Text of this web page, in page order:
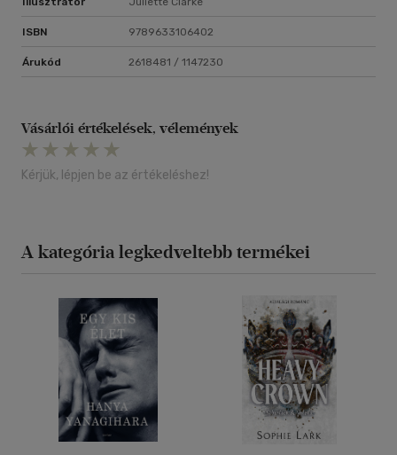
ISBN 9789633106402
Árukód 2618481 / 1147230
Vásárlói értékelések, vélemények
Kérjük, lépjen be az értékeléshez!
A kategória legkedveltebb termékei